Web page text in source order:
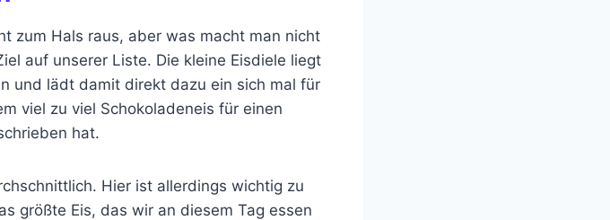
zum Hals raus, aber was macht man nicht
auf unserer Liste. Die kleine Eisdiele liegt
und lädt damit direkt dazu ein sich mal für
viel zu viel Schokoladeneis für einen
hat.
Hier ist allerdings wichtig zu
größte Eis, das wir an diesem Tag essen